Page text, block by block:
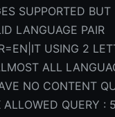
SUPPORTED BUT
LANGUAGE PAIR
USING 2
ALL
NO CONTENT
ALLOWED QUERY :